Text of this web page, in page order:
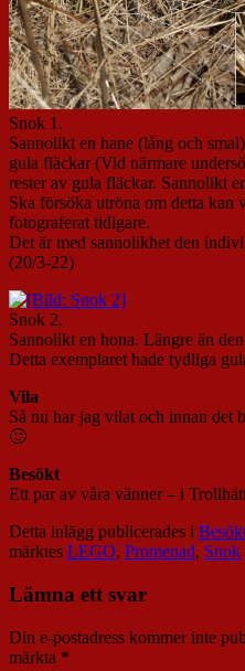
Snok 1.
Sannolikt en hane (lång och
gula fläckar (Vid närmare
rester av gula fläckar. Sannolikt
Ska försöka utröna om detta kan
fotograferat tidigare.
Det är med sannolikhet den
(20/3-22)
Snok 2.
Sannolikt en hona. Längre än
Detta exemplaret hade tydliga
Vila
Så nu har jag vilat och innan
🙂
Besökt
Ett par av våra vänner – i
Detta inlägg publicerades i
märktes LEGO, Promenad, Snok
Lämna ett svar
Din e-postadress kommer inte
märkta *